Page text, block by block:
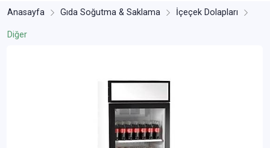
Anasayfa Gıda Soğutma & Saklama İçeçek Dolapları
Diğer